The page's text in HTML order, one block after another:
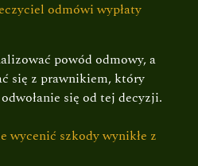
odmówi wypłaty
powód odmowy, a
się z prawnikiem, który
się od tej decyzji.
wycenić szkody wynikłe z